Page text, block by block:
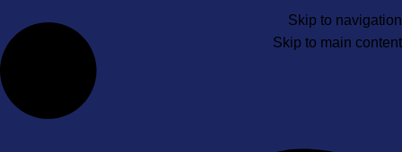
Skip to navigation
Skip to main content